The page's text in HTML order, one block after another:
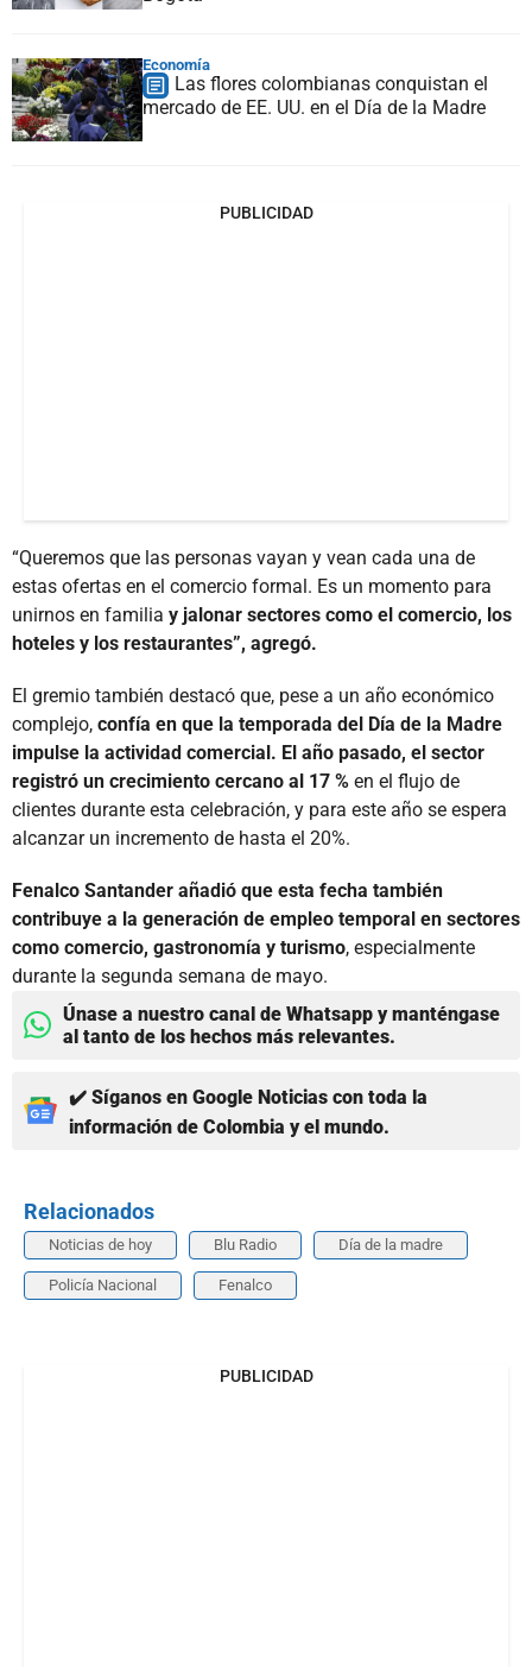
Economía
Las flores colombianas conquistan el
mercado de EE. UU. en el Día de la Madre
PUBLICIDAD
“Queremos que las personas vayan y vean cada una de
estas ofertas en el comercio formal. Es un momento para
unirnos en familia y jalonar sectores como el comercio, los
hoteles y los restaurantes”, agregó.
El gremio también destacó que, pese a un año económico
complejo, confía en que la temporada del Día de la Madre
impulse la actividad comercial. El año pasado, el sector
registró un crecimiento cercano al 17 % en el flujo de
clientes durante esta celebración, y para este año se espera
alcanzar un incremento de hasta el 20%.
Fenalco Santander añadió que esta fecha también
contribuye a la generación de empleo temporal en sectores
como comercio, gastronomía y turismo, especialmente
durante la segunda semana de mayo.
Únase a nuestro canal de Whatsapp y manténgase
al tanto de los hechos más relevantes.
✔️ Síganos en Google Noticias con toda la
información de Colombia y el mundo.
Relacionados
Noticias de hoy Blu Radio Día de la madre
Policía Nacional Fenalco
PUBLICIDAD